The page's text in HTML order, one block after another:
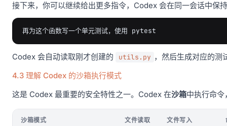
接下来，你可以继续给出更多指令，Codex 会在同一会话中保
Codex 会自动读取刚才创建的 utils.py ，然后生成对应的测
4.3 理解 Codex 的沙箱执行模式
这是 Codex 最重要的安全特性之一。Codex 在沙箱中执行命
沙箱模式 文件读取 文件写入